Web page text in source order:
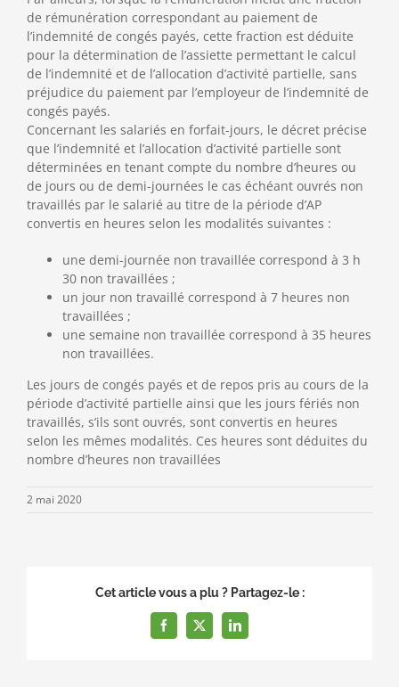
de rémunération correspondant au paiement de
l’indemnité de congés payés, cette fraction est déduite
pour la détermination de l’assiette permettant le calcul
de l’indemnité et de l’allocation d’activité partielle, sans
préjudice du paiement par l’employeur de l’indemnité de
congés payés.
Concernant les salariés en forfait-jours, le décret précise
que l’indemnité et l’allocation d’activité partielle sont
déterminées en tenant compte du nombre d’heures ou
de jours ou de demi-journées le cas échéant ouvrés non
travaillés par le salarié au titre de la période d’AP
convertis en heures selon les modalités suivantes :
une demi-journée non travaillée correspond à 3 h
30 non travaillées ;
un jour non travaillé correspond à 7 heures non
travaillées ;
une semaine non travaillée correspond à 35 heures
non travaillées.
Les jours de congés payés et de repos pris au cours de la
période d’activité partielle ainsi que les jours fériés non
travaillés, s’ils sont ouvrés, sont convertis en heures
selon les mêmes modalités. Ces heures sont déduites du
nombre d’heures non travaillées
2 mai 2020
Cet article vous a plu ? Partagez-le :
Facebook
X LinkedIn